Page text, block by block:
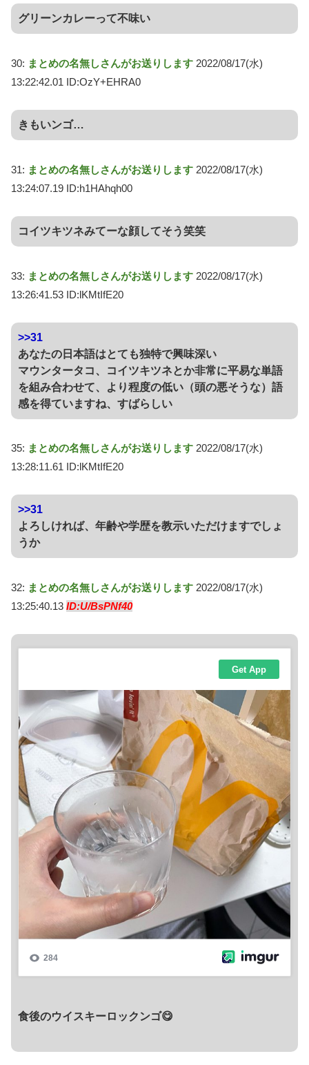
グリーンカレーって不味い
30: まとめの名無しさんがお送りします 2022/08/17(水)
13:22:42.01 ID:OzY+EHRA0
きもいンゴ…
31: まとめの名無しさんがお送りします 2022/08/17(水)
13:24:07.19 ID:h1HAhqh00
コイツキツネみてーな顔してそう笑笑
33: まとめの名無しさんがお送りします 2022/08/17(水)
13:26:41.53 ID:lKMtIfE20
>>31
あなたの日本語はとても独特で興味深い
マウンタータコ、コイツキツネとか非常に平易な単語
を組み合わせて、より程度の低い（頭の悪そうな）語
感を得ていますね、すばらしい
35: まとめの名無しさんがお送りします 2022/08/17(水)
13:28:11.61 ID:lKMtIfE20
>>31
よろしければ、年齢や学歴を教示いただけますでしょ
うか
32: まとめの名無しさんがお送りします 2022/08/17(水)
13:25:40.13 ID:U/BsPNf40
食後のウイスキーロックンゴ😋